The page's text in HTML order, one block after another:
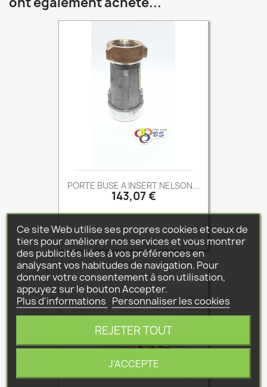
PORTE BUSE A INSERT NELSON...
Prix
143,07 €
Ce site Web utilise ses propres cookies et ceux de
tiers pour améliorer nos services et vous montrer
des publicités liées à vos préférences en
analysant vos habitudes de navigation. Pour
donner votre consentement à son utilisation,
appuyez sur le bouton Accepter.
Plus d'informations Personnaliser les cookies
REJETER TOUT
J'ACCEPTE